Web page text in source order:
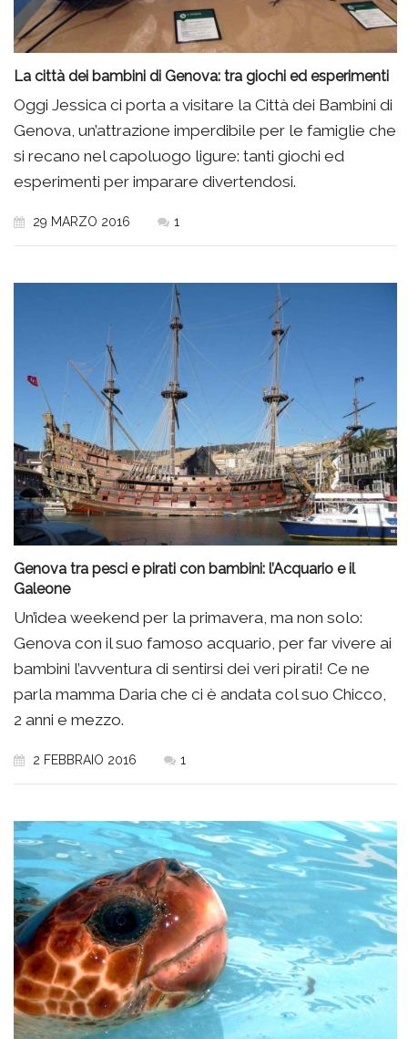
La città dei bambini di Genova: tra giochi ed esperimenti
Oggi Jessica ci porta a visitare la Città dei Bambini di
Genova, un’attrazione imperdibile per le famiglie che
si recano nel capoluogo ligure: tanti giochi ed
esperimenti per imparare divertendosi.
29 MARZO 2016 1
Genova tra pesci e pirati con bambini: l’Acquario e il
Galeone
Un’idea weekend per la primavera, ma non solo:
Genova con il suo famoso acquario, per far vivere ai
bambini l’avventura di sentirsi dei veri pirati! Ce ne
parla mamma Daria che ci è andata col suo Chicco,
2 anni e mezzo.
2 FEBBRAIO 2016 1